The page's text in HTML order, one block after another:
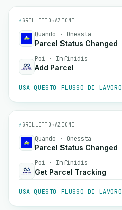
⚡ GRILLETTO→AZIONE
Quando · Onessta
Parcel Status Changed
Poi · Infinidis
Add Parcel
USA QUESTO FLUSSO DI LAVORO
⚡ GRILLETTO→AZIONE
Quando · Onessta
Parcel Status Changed
Poi · Infinidis
Get Parcel Tracking
USA QUESTO FLUSSO DI LAVORO